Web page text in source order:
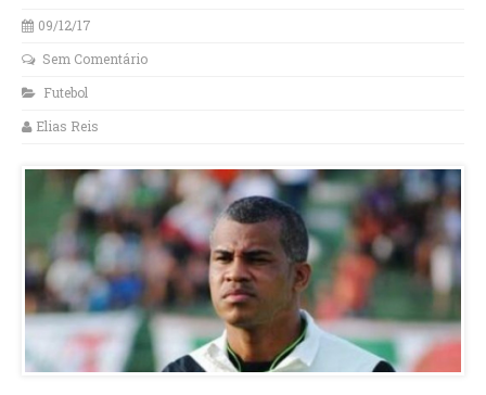
09/12/17
Sem Comentário
Futebol
Elias Reis